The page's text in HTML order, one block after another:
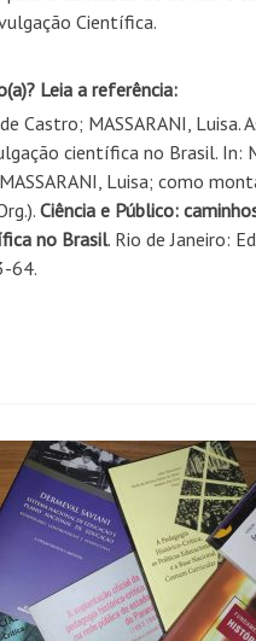
Científica.
Leia a referência:
Castro; MASSARANI, Luisa.
científica no Brasil. In:
Luisa; como
Ciência e Público:
no Brasil. Rio de Janeiro:
64.